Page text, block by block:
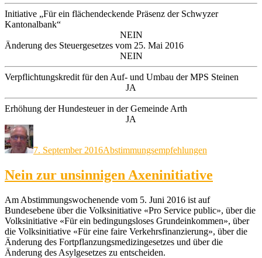
Initiative „Für ein flächendeckende Präsenz der Schwyzer
Kantonalbank“
NEIN
Änderung des Steuergesetzes vom 25. Mai 2016
NEIN
Verpflichtungskredit für den Auf- und Umbau der MPS Steinen
JA
Erhöhung der Hundesteuer in der Gemeinde Arth
JA
Autor
Veröffentlicht
am
7. September 2016Abstimmungsempfehlungen
Nein zur unsinnigen Axeninitiative
Am Abstimmungswochenende vom 5. Juni 2016 ist auf
Bundesebene über die Volksinitiative «Pro Service public», über die
Volksinitiative «Für ein bedingungsloses Grundeinkommen», über
die Volksinitiative «Für eine faire Verkehrsfinanzierung», über die
Änderung des Fortpflanzungsmedizingesetzes und über die
Änderung des Asylgesetzes zu entscheiden.